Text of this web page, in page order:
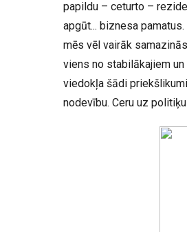
papildu – ceturto –
apgūt... biznesa
mēs vēl vairāk
viens no stabilākajiem
viedokļa šādi
nodevību. Ceru uz